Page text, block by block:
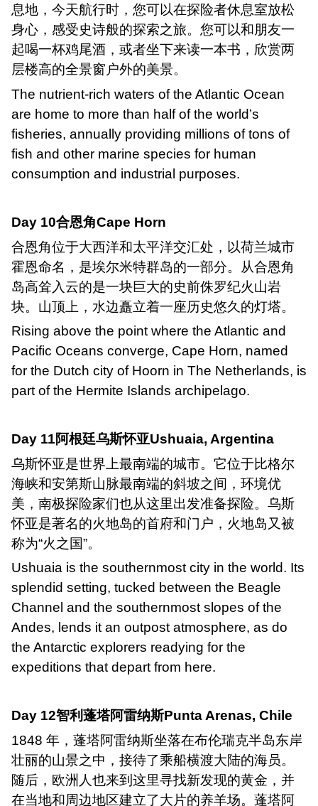
息地，今天航行时，您可以在探险者休息室放松
身心，感受史诗般的探索之旅。您可以和朋友一
起喝一杯鸡尾酒，或者坐下来读一本书，欣赏两
层楼高的全景窗户外的美景。
The nutrient-rich waters of the Atlantic Ocean
are home to more than half of the world’s
fisheries, annually providing millions of tons of
fish and other marine species for human
consumption and industrial purposes.
Day 10合恩角Cape Horn
合恩角位于大西洋和太平洋交汇处，以荷兰城市
霍恩命名，是埃尔米特群岛的一部分。从合恩角
岛高耸入云的是一块巨大的史前侏罗纪火山岩
块。山顶上，水边矗立着一座历史悠久的灯塔。
Rising above the point where the Atlantic and
Pacific Oceans converge, Cape Horn, named
for the Dutch city of Hoorn in The Netherlands, is
part of the Hermite Islands archipelago.
Day 11阿根廷乌斯怀亚Ushuaia, Argentina
乌斯怀亚是世界上最南端的城市。它位于比格尔
海峡和安第斯山脉最南端的斜坡之间，环境优
美，南极探险家们也从这里出发准备探险。乌斯
怀亚是著名的火地岛的首府和门户，火地岛又被
称为“火之国”。
Ushuaia is the southernmost city in the world. Its
splendid setting, tucked between the Beagle
Channel and the southernmost slopes of the
Andes, lends it an outpost atmosphere, as do
the Antarctic explorers readying for the
expeditions that depart from here.
Day 12智利蓬塔阿雷纳斯Punta Arenas, Chile
1848 年，蓬塔阿雷纳斯坐落在布伦瑞克半岛东岸
壮丽的山景之中，接待了乘船横渡大陆的海员。
随后，欧洲人也来到这里寻找新发现的黄金，并
在当地和周边地区建立了大片的养羊场。蓬塔阿